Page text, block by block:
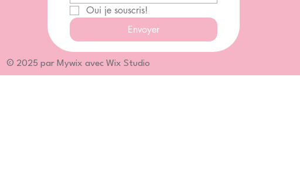
Oui je souscris!
Envoyer
© 2025 par Mywix avec Wix Studio